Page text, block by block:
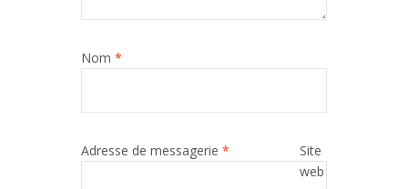
Nom *
Adresse de messagerie *
Site
web